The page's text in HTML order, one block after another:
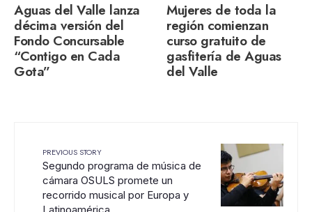
Aguas del Valle lanza
décima versión del
Fondo Concursable
“Contigo en Cada
Gota”
Mujeres de toda la
región comienzan
curso gratuito de
gasfitería de Aguas
del Valle
PREVIOUS STORY
Segundo programa de música de
cámara OSULS promete un
recorrido musical por Europa y
Latinoamérica